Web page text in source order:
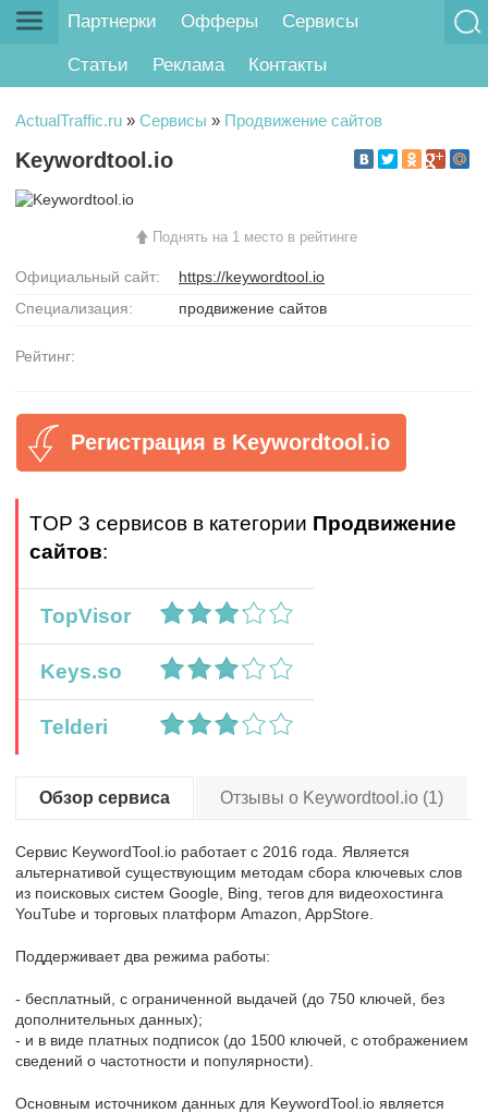
Партнерки Офферы Сервисы
Статьи Реклама Контакты
ActualTraffic.ru » Сервисы » Продвижение сайтов
Keywordtool.io
Поднять на 1 место в рейтинге
Официальный сайт:
https://keywordtool.io
Специализация:
продвижение сайтов
Рейтинг:
Регистрация в Keywordtool.io
TOP 3 сервисов в категории Продвижение
сайтов:
TopVisor
Keys.so
Telderi
Обзор сервиса Отзывы о Keywordtool.io (1)
Сервис KeywordTool.io работает с 2016 года. Является
альтернативой существующим методам сбора ключевых слов
из поисковых систем Google, Bing, тегов для видеохостинга
YouTube и торговых платформ Amazon, AppStore.
Поддерживает два режима работы:
- бесплатный, с ограниченной выдачей (до 750 ключей, без
дополнительных данных);
- и в виде платных подписок (до 1500 ключей, с отображением
сведений о частотности и популярности).
Основным источником данных для KeywordTool.io является